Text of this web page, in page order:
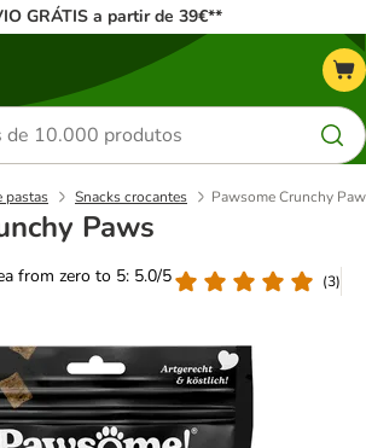
GRÁTIS a partir de 39€**
pastas Snacks crocantes Pawsome Crunchy
Paws
from zero to 5: 5.0/5
(3)